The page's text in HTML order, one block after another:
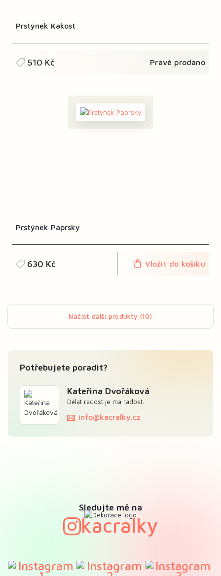
Potřebujete poradit?
Kateřina Dvořáková
Dělat radost je má radost.
info@kacralky.cz
Prstýnek Kakost
510 Kč Právě prodáno
Prstýnek Paprsky
630 Kč Vložit do košíku
Načíst další produkty (10)
Sledujte mě na
kacralky